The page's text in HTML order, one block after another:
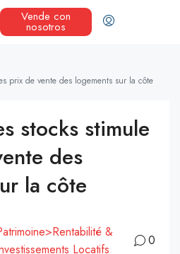
Vende con
nosotros
prix de vente des logements sur la côte
stocks stimule
des
la côte
&
Locatifs
0